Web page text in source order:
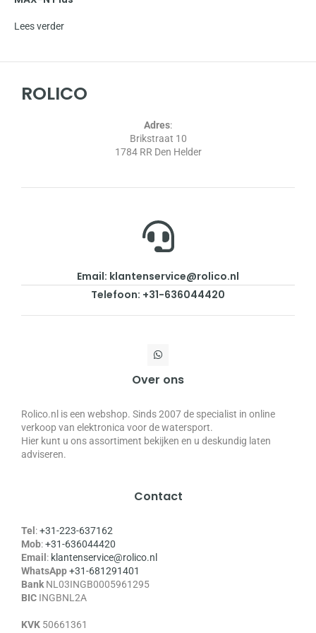
Lees verder
ROLICO
Adres:
Brikstraat 10
1784 RR Den Helder
Email: klantenservice@rolico.nl
Telefoon: +31-636044420
Over ons
Rolico.nl is een webshop. Sinds 2007 de specialist in online
verkoop van elektronica voor de watersport.
Hier kunt u ons assortiment bekijken en u deskundig laten
adviseren.
Contact
Tel :+31-223-637162
Mob:+31-636044420
Email : klantenservice@rolico.nl
WhatsApp+31-681291401
Bank NL03INGB0005961295
BIC INGBNL2A
KVK 50661361